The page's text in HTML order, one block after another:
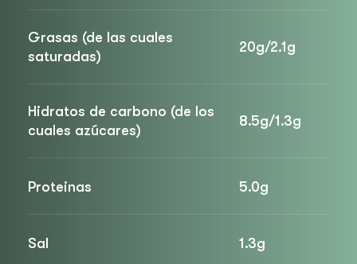
Grasas (de las cuales
saturadas)
20g/2.1g
Hidratos de carbono (de los
cuales azúcares)
8.5g/1.3g
Proteinas 5.0g
Sal 1.3g